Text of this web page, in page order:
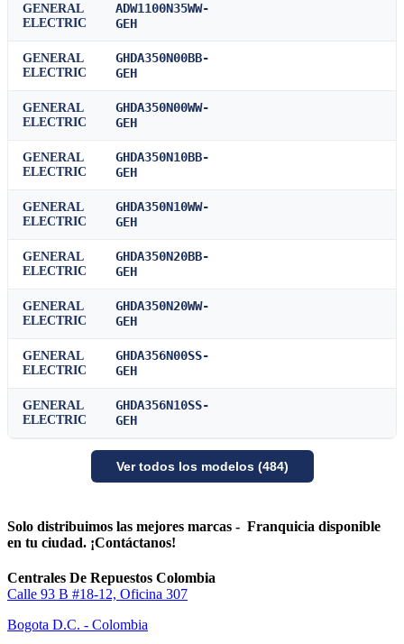
GENERAL
ELECTRIC
ADW1100N35WW-
GEH
GENERAL
ELECTRIC
GHDA350N00BB-
GEH
GENERAL
ELECTRIC
GHDA350N00WW-
GEH
GENERAL
ELECTRIC
GHDA350N10BB-
GEH
GENERAL
ELECTRIC
GHDA350N10WW-
GEH
GENERAL
ELECTRIC
GHDA350N20BB-
GEH
GENERAL
ELECTRIC
GHDA350N20WW-
GEH
GENERAL
ELECTRIC
GHDA356N00SS-
GEH
GENERAL
ELECTRIC
GHDA356N10SS-
GEH
Ver todos los modelos (484)
Solo distribuimos las mejores marcas - Franquicia disponible
en tu ciudad. ¡Contáctanos!
Centrales De Repuestos Colombia
Calle 93 B #18-12, Oficina 307
Bogota D.C. - Colombia